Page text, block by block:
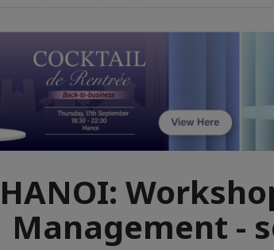
HANOI:
Management -